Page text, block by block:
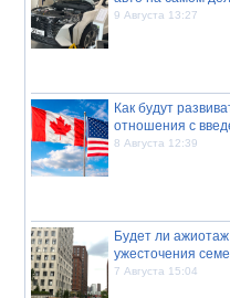
9 Августа 13:27
Как будут
отношения с
8 Августа 12:39
Будет ли
ужесточения
7 Августа 15:04